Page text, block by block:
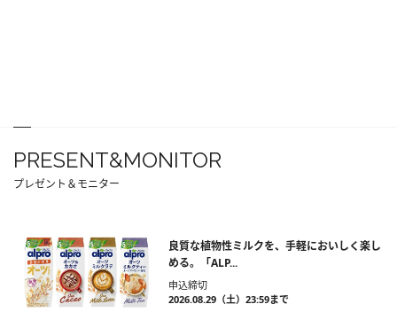
PRESENT&MONITOR
プレゼント＆モニター
良質な植物性ミルクを、手軽においしく楽し
める。「ALP...
申込締切
2026.08.29（土）23:59まで